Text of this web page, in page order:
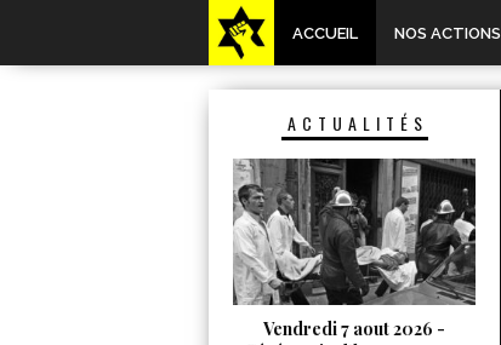
ACCUEIL NOS ACTIONS
ACTUALITÉS
Vendredi 7 aout 2026 -